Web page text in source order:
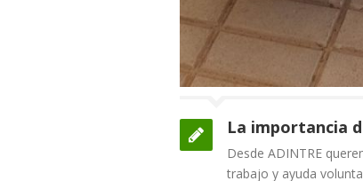
La importancia
Desde ADINTRE
trabajo y ayuda